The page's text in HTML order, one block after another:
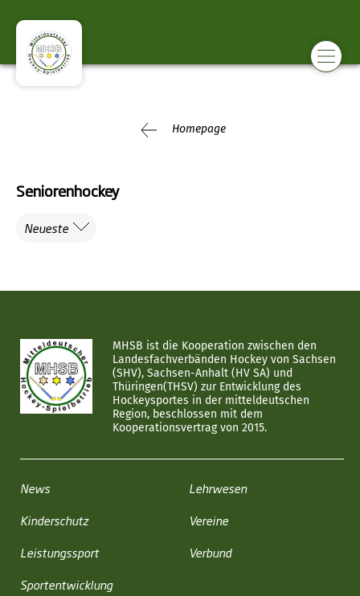
Homepage
Seniorenhockey
Neueste
MHSB ist die Kooperation zwischen den
Landesfachverbänden Hockey von Sachsen
(SHV), Sachsen-Anhalt (HV SA) und
Thüringen(THSV) zur Entwicklung des
Hockeysportes in der mitteldeutschen
Region, beschlossen mit dem
Kooperationsvertrag von 2015.
News
Kinderschutz
Leistungssport
Sportentwicklung
Lehrwesen
Vereine
Verbund